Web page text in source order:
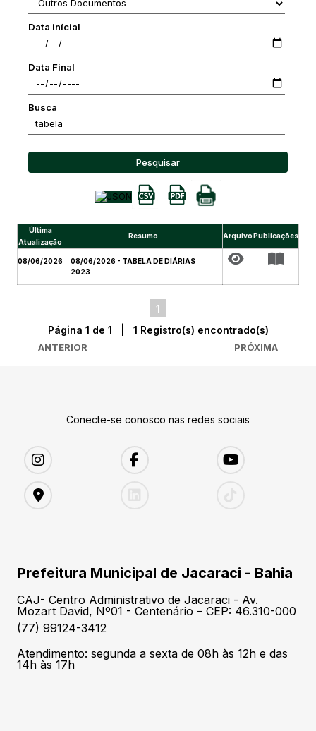
Data inícial
Data Final
Busca
Pesquisar
Última
Atualização
Resumo ArquivoPublicações
08/06/2026
08/06/2026 - TABELA DE DIÁRIAS
2023
1
ANTERIOR
Página 1 de 1 | 1 Registro(s) encontrado(s)
PRÓXIMA
Conecte-se conosco nas redes sociais
Prefeitura Municipal de Jacaraci - Bahia
CAJ- Centro Administrativo de Jacaraci - Av.
Mozart David, Nº01 - Centenário – CEP: 46.310-000
(77) 99124-3412
Atendimento: segunda a sexta de 08h às 12h e das
14h às 17h